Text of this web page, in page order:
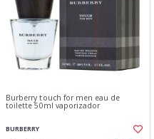
Burberry touch for men eau de
toilette 50ml vaporizador
BURBERRY